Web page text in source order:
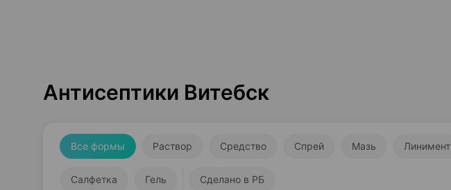
Антисептики Витебск
Все формы Раствор Средство Спрей Мазь Линимент
Салфетка Гель Сделано в РБ